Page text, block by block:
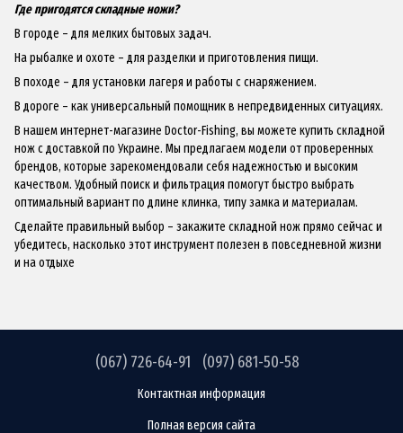
Где пригодятся складные ножи?
В городе – для мелких бытовых задач.
На рыбалке и охоте – для разделки и приготовления пищи.
В походе – для установки лагеря и работы с снаряжением.
В дороге – как универсальный помощник в непредвиденных ситуациях.
В нашем интернет-магазине Doctor-Fishing, вы можете купить складной
нож с доставкой по Украине. Мы предлагаем модели от проверенных
брендов, которые зарекомендовали себя надежностью и высоким
качеством. Удобный поиск и фильтрация помогут быстро выбрать
оптимальный вариант по длине клинка, типу замка и материалам.
Сделайте правильный выбор – закажите складной нож прямо сейчас и
убедитесь, насколько этот инструмент полезен в повседневной жизни
и на отдыхе
(067) 726-64-91 (097) 681-50-58
Контактная информация
Полная версия сайта